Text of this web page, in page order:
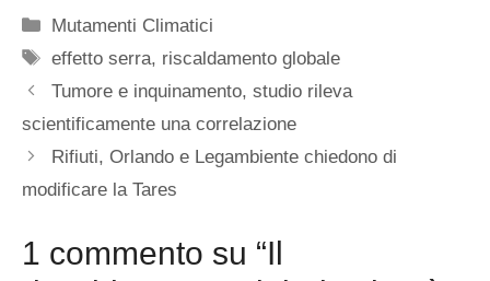
Categorie
Mutamenti Climatici
Tag
effetto serra, riscaldamento globale
Tumore e inquinamento, studio rileva
scientificamente una correlazione
Rifiuti, Orlando e Legambiente chiedono di
modificare la Tares
1 commento su “Il